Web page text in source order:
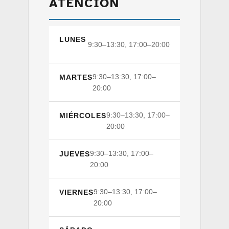
ATENCIÓN
LUNES
9:30–13:30, 17:00–20:00
MARTES9:30–13:30, 17:00–
20:00
MIÉRCOLES9:30–13:30, 17:00–
20:00
JUEVES9:30–13:30, 17:00–
20:00
VIERNES9:30–13:30, 17:00–
20:00